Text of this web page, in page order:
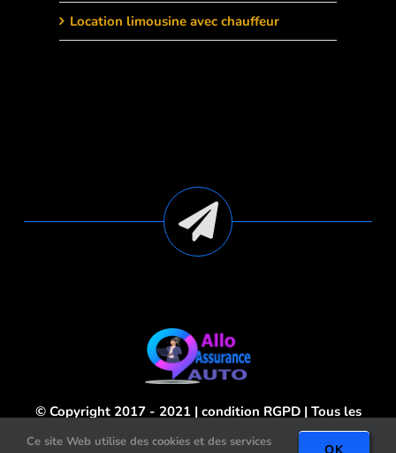
Location limousine avec chauffeur
© Copyright 2017 - 2021 | condition RGPD| Tous les
Mention Légales
Ce site Web utilise des cookies et des services